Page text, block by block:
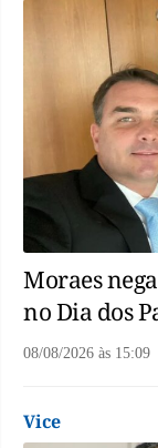
Moraes
no Dia dos
08/08/2026 às 15:09
Vice